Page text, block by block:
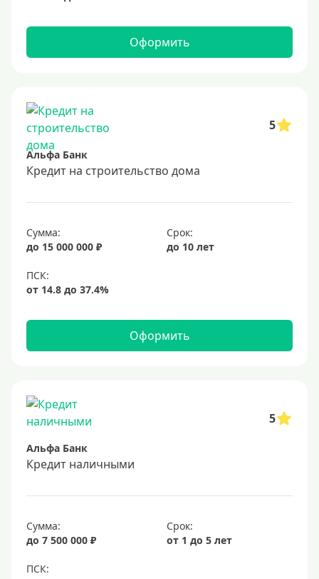
Оформить
5
Альфа Банк
Кредит на строительство дома
Сумма:
до 15 000 000 ₽
Срок:
до 10 лет
Оформить
5
Альфа Банк
Кредит наличными
Сумма:
до 7 500 000 ₽
Срок:
от 1 до 5 лет